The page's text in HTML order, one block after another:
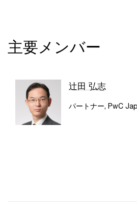
主要メンバー
辻田 弘志
パートナー, PwC